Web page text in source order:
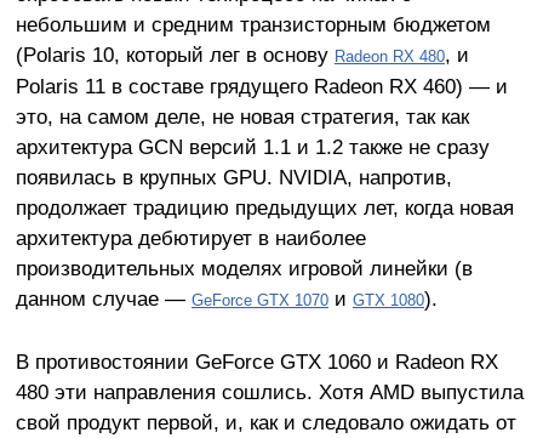
небольшим и средним транзисторным бюджетом
(Polaris 10, который лег в основу Radeon RX 480, и
Polaris 11 в составе грядущего Radeon RX 460) — и
это, на самом деле, не новая стратегия, так как
архитектура GCN версий 1.1 и 1.2 также не сразу
появилась в крупных GPU. NVIDIA, напротив,
продолжает традицию предыдущих лет, когда новая
архитектура дебютирует в наиболее
производительных моделях игровой линейки (в
данном случае — GeForce GTX 1070и GTX 1080).
В противостоянии GeForce GTX 1060 и Radeon RX
480 эти направления сошлись. Хотя AMD выпустила
свой продукт первой, и, как и следовало ожидать от